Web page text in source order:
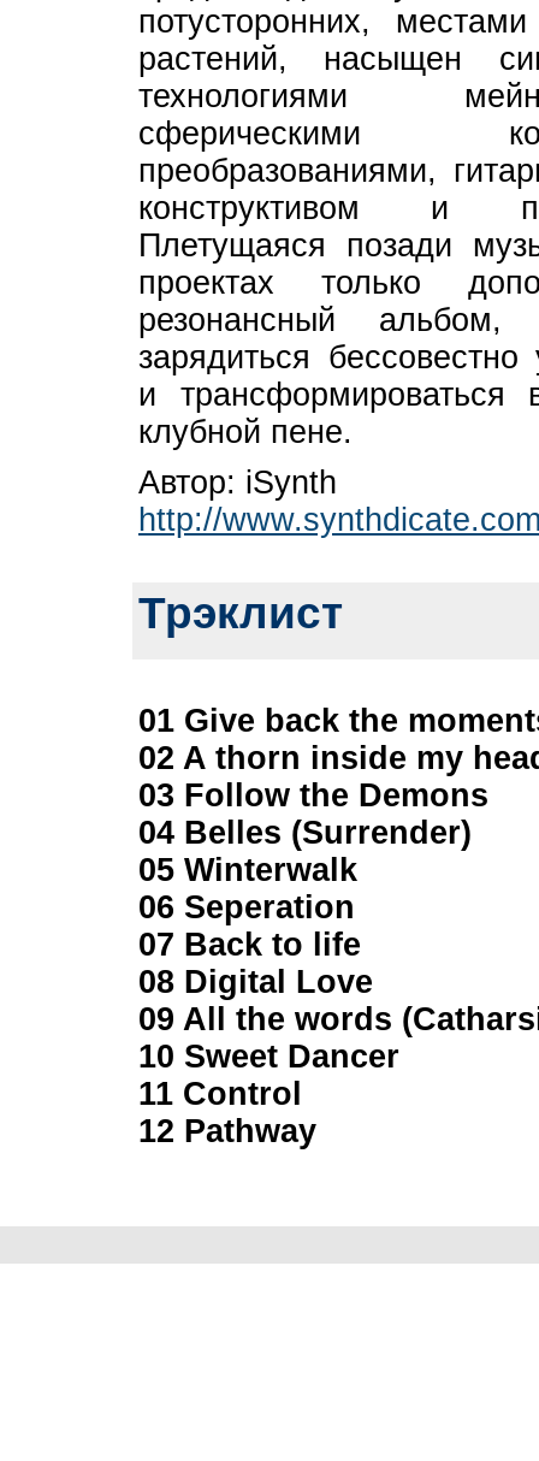
потусторонних,
растений, насыщен
технологиями
сферическими
преобразованиями,
конструктивом и
Плетущаяся позади
проектах только
резонансный
зарядиться
и
клубной пене.
Автор: iSynth
http://
Трэклист
01 Give back the
02 A thorn inside my
03 Follow the Demons
04 Belles (Surrender)
05 Winterwalk
06 Seperation
07 Back to life
08 Digital Love
09 All the words
10 Sweet Dancer
11 Control
12 Pathway